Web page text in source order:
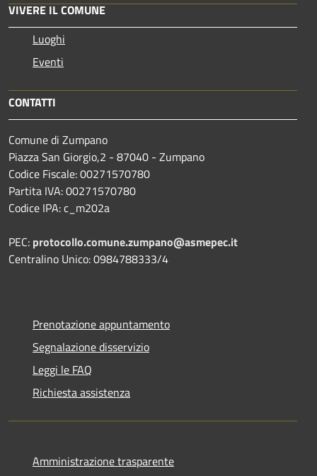
VIVERE IL COMUNE
Luoghi
Eventi
CONTATTI
Comune di Zumpano
Piazza San Giorgio,2 - 87040 - Zumpano
Codice Fiscale: 00271570780
Partita IVA: 00271570780
Codice IPA: c_m202a
PEC: protocollo.comune.zumpano@asmepec.it
Centralino Unico: 0984788333/4
Prenotazione appuntamento
Segnalazione disservizio
Leggi le FAQ
Richiesta assistenza
Amministrazione trasparente